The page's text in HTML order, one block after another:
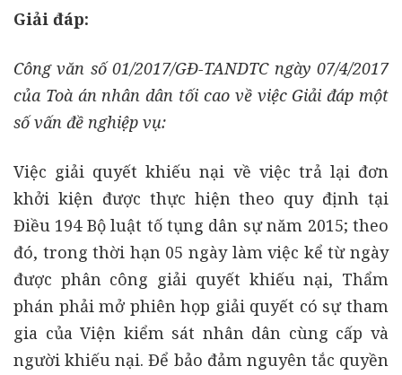
Giải đáp:
Công văn số 01/2017/GĐ-TANDTC ngày 07/4/2017
của Toà án nhân dân tối cao về việc Giải đáp một
số vấn đề nghiệp vụ:
Việc giải quyết khiếu nại về việc trả lại đơn
khởi kiện được thực hiện theo quy định tại
Điều 194 Bộ luật tố tụng dân sự năm 2015; theo
đó, trong thời hạn 05 ngày làm việc kể từ ngày
được phân công giải quyết khiếu nại, Thẩm
phán phải mở phiên họp giải quyết có sự tham
gia của Viện kiểm sát nhân dân cùng cấp và
người khiếu nại. Để bảo đảm nguyên tắc quyền